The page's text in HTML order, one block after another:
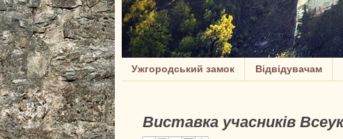
Ужгородський замок Відвідувачам
Виставка учасників